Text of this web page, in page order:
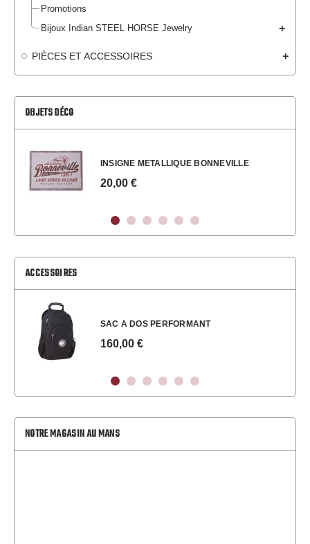
Promotions
Bijoux Indian STEEL HORSE Jewelry
PIÈCES ET ACCESSOIRES
OBJETS DÉCO
INSIGNE METALLIQUE BONNEVILLE
20,00 €
ACCESSOIRES
SAC A DOS PERFORMANT
160,00 €
NOTRE MAGASIN AU MANS